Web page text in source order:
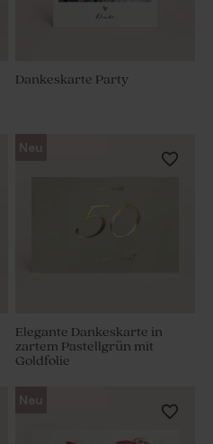
Dankeskarte Party
Neu
Elegante Dankeskarte in
zartem Pastellgrün mit
Goldfolie
Neu